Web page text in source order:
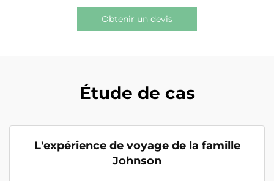
Obtenir un devis
Étude de cas
L'expérience de voyage de la famille
Johnson